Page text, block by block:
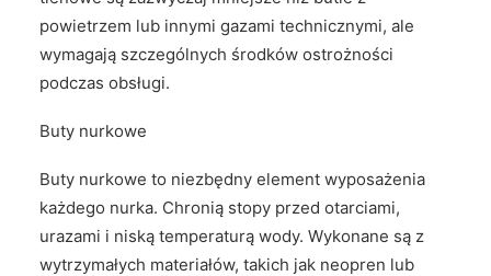
powietrzem lub innymi gazami technicznymi, ale
wymagają szczególnych środków ostrożności
podczas obsługi.
Buty nurkowe
Buty nurkowe to niezbędny element wyposażenia
każdego nurka. Chronią stopy przed otarciami,
urazami i niską temperaturą wody. Wykonane są z
wytrzymałych materiałów, takich jak neopren lub